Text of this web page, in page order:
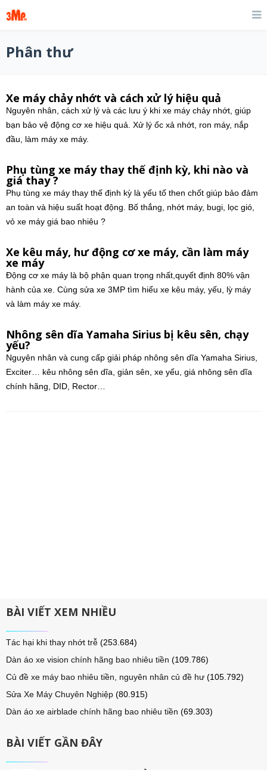
Phân thư
Xe máy chảy nhớt và cách xử lý hiệu quả
Nguyên nhân, cách xử lý và các lưu ý khi xe máy chảy nhớt, giúp
bạn bảo vệ động cơ xe hiệu quả. Xử lý ốc xả nhớt, ron máy, nắp
đầu, làm máy xe máy.
Phụ tùng xe máy thay thế định kỳ, khi nào và
giá thay ?
Phụ tùng xe máy thay thế định kỳ là yếu tố then chốt giúp bảo đảm
an toàn và hiệu suất hoạt động. Bố thắng, nhớt máy, bugi, lọc gió,
vỏ xe máy giá bao nhiêu ?
Xe kêu máy, hư động cơ xe máy, cần làm máy
xe máy
Động cơ xe máy là bộ phận quan trọng nhất,quyết định 80% vận
hành của xe. Cùng sửa xe 3MP tìm hiểu xe kêu máy, yếu, lỳ máy
và làm máy xe máy.
Nhông sên dĩa Yamaha Sirius bị kêu sên, chạy
yếu?
Nguyên nhân và cung cấp giải pháp nhông sên dĩa Yamaha Sirius,
Exciter… kêu nhông sên dĩa, giản sên, xe yếu, giá nhông sên dĩa
chính hãng, DID, Rector…
BÀI VIẾT XEM NHIỀU
Tác hại khi thay nhớt trễ (253.684)
Dàn áo xe vision chính hãng bao nhiêu tiền (109.786)
Củ đề xe máy bao nhiêu tiền, nguyên nhân củ đề hư (105.792)
Sửa Xe Máy Chuyên Nghiệp (80.915)
Dàn áo xe airblade chính hãng bao nhiêu tiền (69.303)
BÀI VIẾT GẦN ĐÂY